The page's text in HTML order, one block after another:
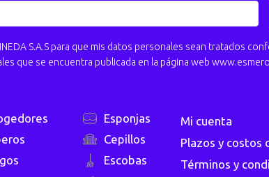
S.A.S para que mis datos personales sean tratados
que se encuentra publicada en la página web
Esponjas
Cepillos
Escobas
Mi cuenta
Plazos y costos
Términos y